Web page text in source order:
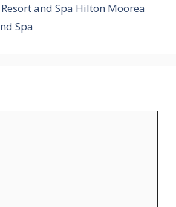
and Spa Hilton Moorea
Spa